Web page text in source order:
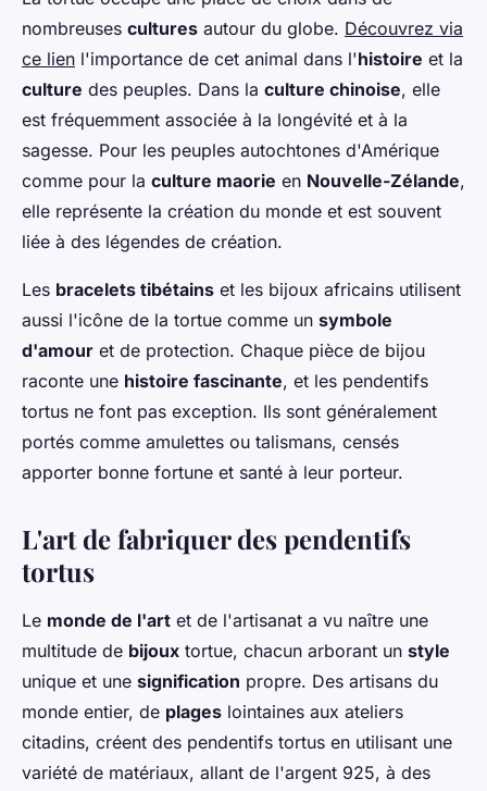
nombreuses cultures autour du globe. Découvrez via
ce lien l'importance de cet animal dans l'histoire et la
culture des peuples. Dans la culture chinoise, elle
est fréquemment associée à la longévité et à la
sagesse. Pour les peuples autochtones d'Amérique
comme pour la culture maorie en Nouvelle-Zélande,
elle représente la création du monde et est souvent
liée à des légendes de création.
Les bracelets tibétains et les bijoux africains utilisent
aussi l'icône de la tortue comme un symbole
d'amour et de protection. Chaque pièce de bijou
raconte une histoire fascinante, et les pendentifs
tortus ne font pas exception. Ils sont généralement
portés comme amulettes ou talismans, censés
apporter bonne fortune et santé à leur porteur.
L'art de fabriquer des pendentifs
tortus
Le monde de l'art et de l'artisanat a vu naître une
multitude de bijoux tortue, chacun arborant un style
unique et une signification propre. Des artisans du
monde entier, de plages lointaines aux ateliers
citadins, créent des pendentifs tortus en utilisant une
variété de matériaux, allant de l'argent 925, à des